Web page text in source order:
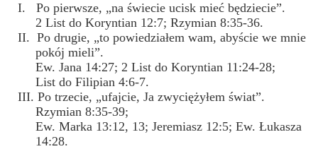
I. Po pierwsze, „na świecie ucisk mieć będziecie”.
2 List do Koryntian 12:7; Rzymian 8:35-36.
II. Po drugie, „to powiedziałem wam, abyście we mnie
pokój mieli”.
Ew. Jana 14:27; 2 List do Koryntian 11:24-28;
List do Filipian 4:6-7.
III. Po trzecie, „ufajcie, Ja zwyciężyłem świat”.
Rzymian 8:35-39;
Ew. Marka 13:12, 13; Jeremiasz 12:5; Ew. Łukasza
14:28.